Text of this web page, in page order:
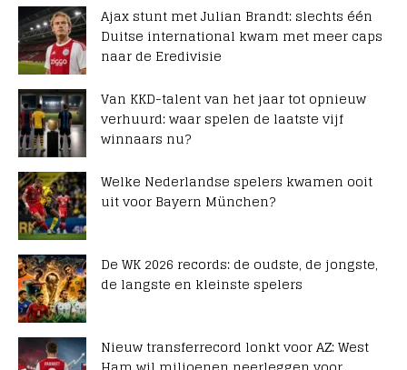
Ajax stunt met Julian Brandt: slechts één
Duitse international kwam met meer caps
naar de Eredivisie
Van KKD-talent van het jaar tot opnieuw
verhuurd: waar spelen de laatste vijf
winnaars nu?
Welke Nederlandse spelers kwamen ooit
uit voor Bayern München?
De WK 2026 records: de oudste, de jongste,
de langste en kleinste spelers
Nieuw transferrecord lonkt voor AZ: West